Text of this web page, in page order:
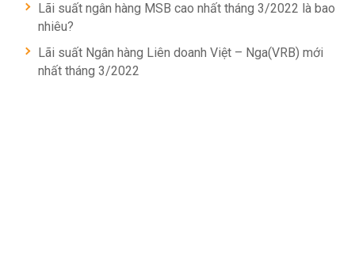
Lãi suất ngân hàng MSB cao nhất tháng 3/2022 là bao
nhiêu?
Lãi suất Ngân hàng Liên doanh Việt – Nga(VRB) mới
nhất tháng 3/2022